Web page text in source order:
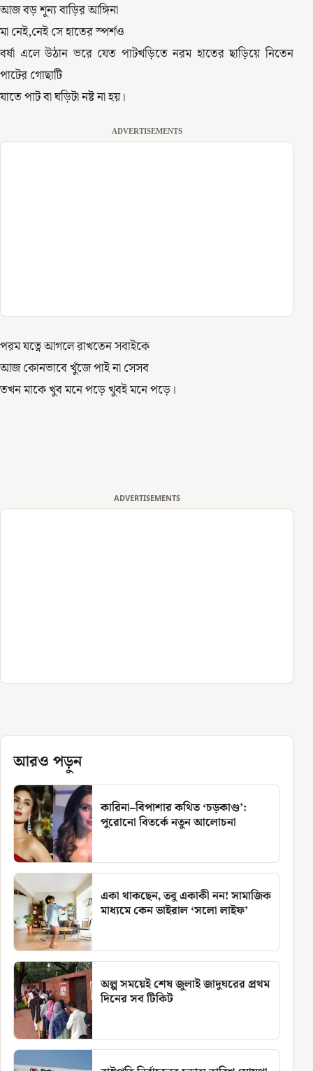
আজ বড় শূন্য বাড়ির আঙ্গিনা
মা নেই,নেই সে হাতের স্পর্শও
বর্ষা এলে উঠান ভরে যেত পাটখড়িতে নরম হাতের ছাড়িয়ে নিতেন
পাটের গোছাটি
যাতে পাট বা ঘড়িটা নষ্ট না হয়।
ADVERTISEMENTS
পরম যত্নে আগলে রাখতেন সবাইকে
আজ কোনভাবে খুঁজে পাই না সেসব
তখন মাকে খুব মনে পড়ে খুবই মনে পড়ে।
ADVERTISEMENTS
আরও পড়ুন
কারিনা–বিপাশার কথিত ‘চড়কাণ্ড’:
পুরোনো বিতর্কে নতুন আলোচনা
একা থাকছেন, তবু একাকী নন! সামাজিক
মাধ্যমে কেন ভাইরাল ‘সলো লাইফ’
অল্প সময়েই শেষ জুলাই জাদুঘরের প্রথম
দিনের সব টিকিট